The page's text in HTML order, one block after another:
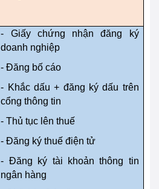
- Giấy chứng nhận đăng ký
doanh nghiệp
- Đăng bố cáo
- Khắc dấu + đăng ký dấu trên
cổng thông tin
- Thủ tục lên thuế
- Đăng ký thuế điện tử
- Đăng ký tài khoản thông tin
ngân hàng